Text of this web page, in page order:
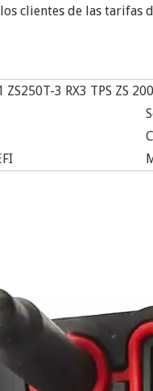
clientes de las tarifas
ZS250T-3 RX3 TPS ZS